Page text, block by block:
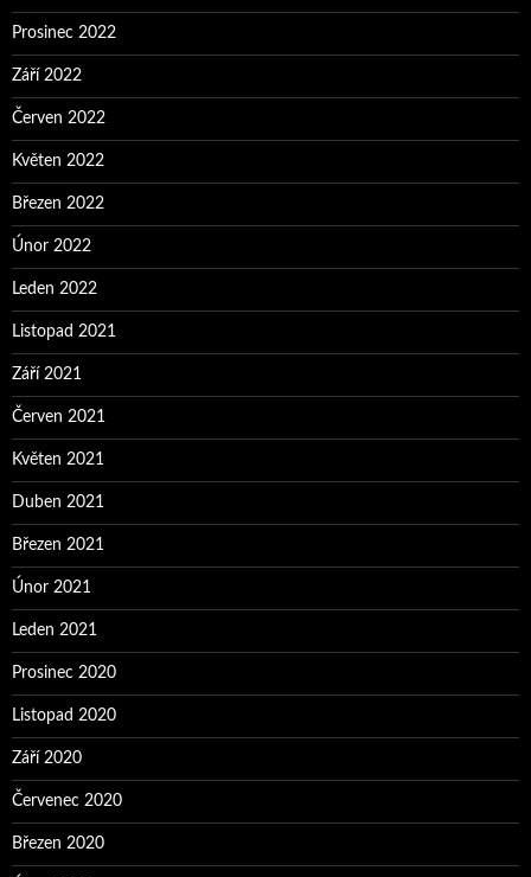
Prosinec 2022
Září 2022
Červen 2022
Květen 2022
Březen 2022
Únor 2022
Leden 2022
Listopad 2021
Září 2021
Červen 2021
Květen 2021
Duben 2021
Březen 2021
Únor 2021
Leden 2021
Prosinec 2020
Listopad 2020
Září 2020
Červenec 2020
Březen 2020